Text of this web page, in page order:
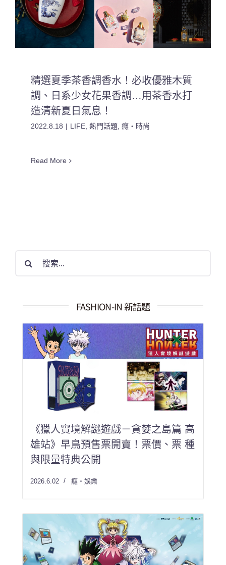
精選夏季茶香調香水！必收優雅木質
調、日系少女花果香調…用茶香水打
造清新夏日氣息！
2022.8.18 | LIFE,熱門話題,癮・時尚
Read More
果：
FASHION-IN 新話題
《獵人實境解謎遊戲－貪婪之島篇 高
雄站》早鳥預售票開賣！票價、票 種
與限量特典公開
2026.6.02 癮・娛樂